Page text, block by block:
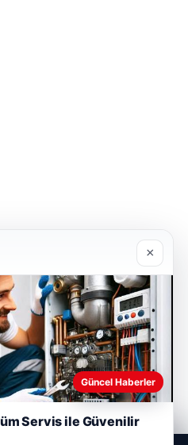
×
Güncel Haberler
Servis ile Güvenilir